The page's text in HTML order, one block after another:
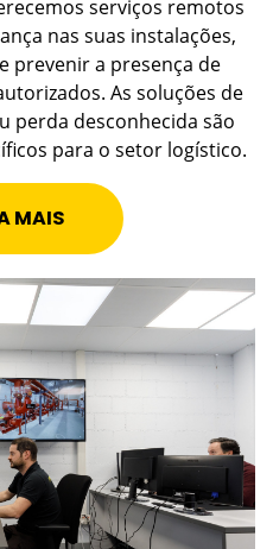
serviços remotos
nas suas instalações,
prevenir a presença de
As soluções de
perda desconhecida são
para o setor logístico.
MAIS